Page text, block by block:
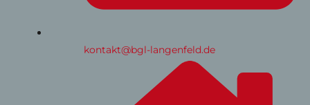
kontakt@bgl-langenfeld.de